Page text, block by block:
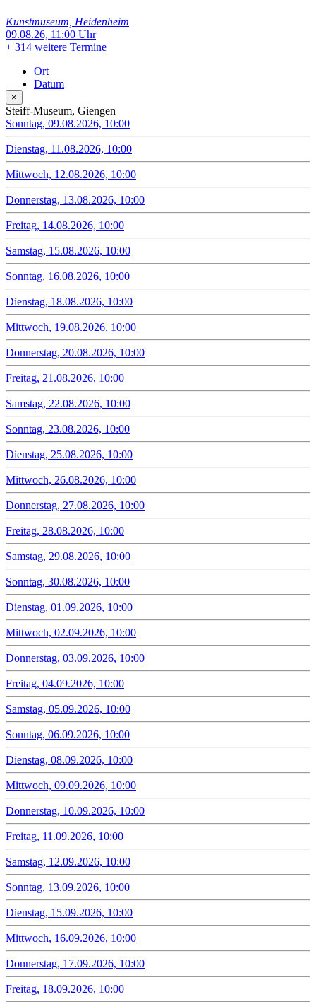
Kunstmuseum, Heidenheim
09.08.26, 11:00 Uhr
+ 314 weitere Termine
Ort
Datum
×
Steiff-Museum, Giengen
Sonntag, 09.08.2026, 10:00
Dienstag, 11.08.2026, 10:00
Mittwoch, 12.08.2026, 10:00
Donnerstag, 13.08.2026, 10:00
Freitag, 14.08.2026, 10:00
Samstag, 15.08.2026, 10:00
Sonntag, 16.08.2026, 10:00
Dienstag, 18.08.2026, 10:00
Mittwoch, 19.08.2026, 10:00
Donnerstag, 20.08.2026, 10:00
Freitag, 21.08.2026, 10:00
Samstag, 22.08.2026, 10:00
Sonntag, 23.08.2026, 10:00
Dienstag, 25.08.2026, 10:00
Mittwoch, 26.08.2026, 10:00
Donnerstag, 27.08.2026, 10:00
Freitag, 28.08.2026, 10:00
Samstag, 29.08.2026, 10:00
Sonntag, 30.08.2026, 10:00
Dienstag, 01.09.2026, 10:00
Mittwoch, 02.09.2026, 10:00
Donnerstag, 03.09.2026, 10:00
Freitag, 04.09.2026, 10:00
Samstag, 05.09.2026, 10:00
Sonntag, 06.09.2026, 10:00
Dienstag, 08.09.2026, 10:00
Mittwoch, 09.09.2026, 10:00
Donnerstag, 10.09.2026, 10:00
Freitag, 11.09.2026, 10:00
Samstag, 12.09.2026, 10:00
Sonntag, 13.09.2026, 10:00
Dienstag, 15.09.2026, 10:00
Mittwoch, 16.09.2026, 10:00
Donnerstag, 17.09.2026, 10:00
Freitag, 18.09.2026, 10:00